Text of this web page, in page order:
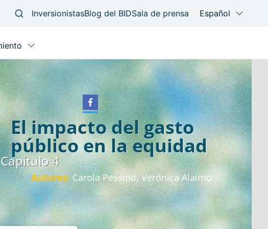
El impacto del gasto
público en la equidad
Capítulo 4
Autores:Carola Pessino, Verónica Alaimo